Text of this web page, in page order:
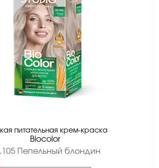
питательная крем-краска
Вiocolor
Пепельный блондин